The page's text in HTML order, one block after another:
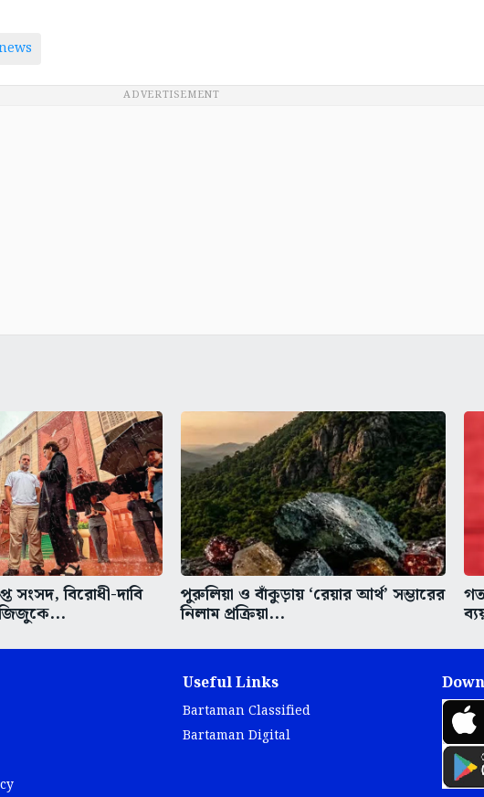
ADVERTISEMENT
সংসদ, বিরোধী-দাবি পুরুলিয়া ও বাঁকুড়ায় ‘রেয়ার আর্থ’ সম্ভারের
নিলাম প্রক্রিয়া...
Useful Links
Bartaman Classified
Bartaman Digital